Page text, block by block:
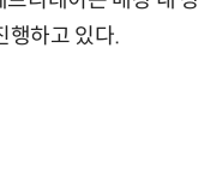
행하고 있다.